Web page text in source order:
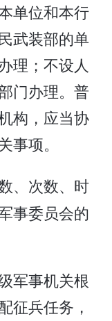
单位和本行
武装部的单
理；不设人
门办理。普
构，应当协
事项。
、次数、时
事委员会的
军事机关根
征兵任务，